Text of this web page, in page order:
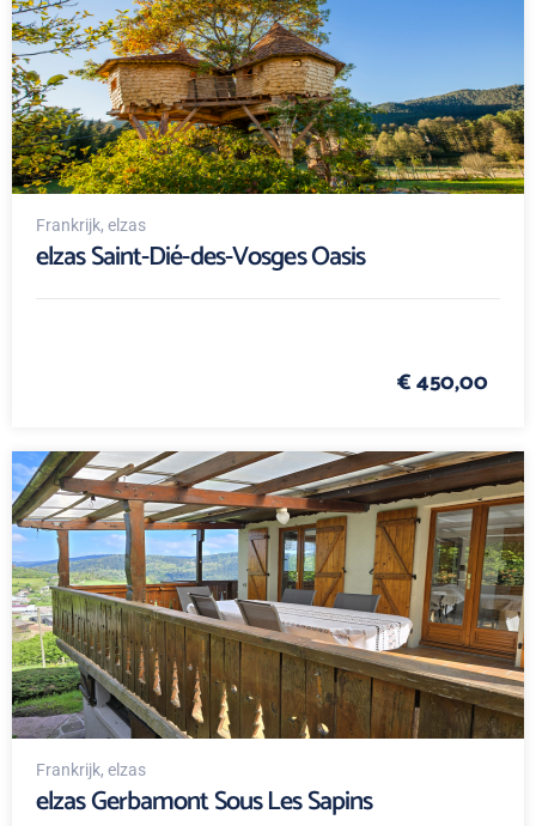
Frankrijk, elzas
elzas Saint-Dié-des-Vosges Oasis
€ 450,00
Frankrijk, elzas
elzas Gerbamont Sous Les Sapins